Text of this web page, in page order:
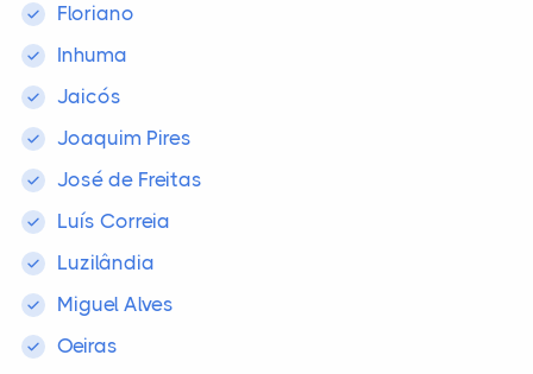
Floriano
Inhuma
Jaicós
Joaquim Pires
José de Freitas
Luís Correia
Luzilândia
Miguel Alves
Oeiras